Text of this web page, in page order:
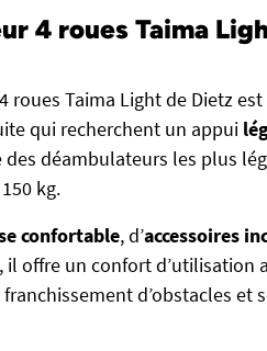
4 roues Taima
roues Taima Light de Dietz
qui recherchent un appui
des déambulateurs les plus
kg.
confortable, d’accessoires
, il offre un confort d’utilisation
franchissement d’obstacles